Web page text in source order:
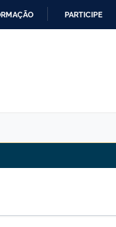
PARTICIPE